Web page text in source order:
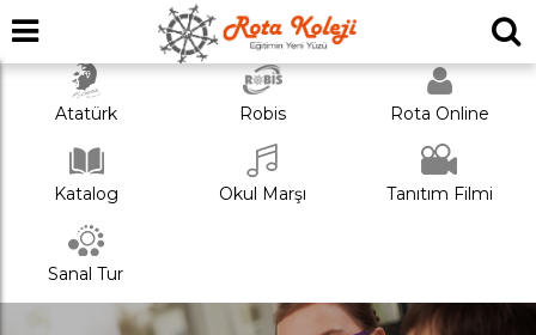
Atatürk Robis Rota Online
Katalog Okul Marşı Tanıtım Filmi
Sanal Tur